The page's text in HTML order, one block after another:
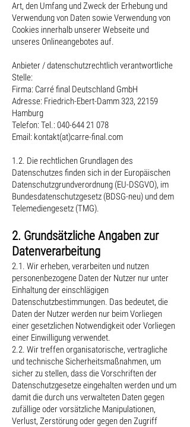
Art, den Umfang und Zweck der Erhebung und
Verwendung von Daten sowie Verwendung von
Cookies innerhalb unserer Webseite und
unseres Onlineangebotes auf.
Anbieter / datenschutzrechtlich verantwortliche
Stelle:
Firma: Carré final Deutschland GmbH
Adresse: Friedrich-Ebert-Damm 323, 22159
Hamburg
Telefon: Tel.: 040-644 21 078
Email: kontakt(at)carre-final.com
1.2. Die rechtlichen Grundlagen des
Datenschutzes finden sich in der Europäischen
Datenschutzgrundverordnung (EU-DSGVO), im
Bundesdatenschutzgesetz (BDSG-neu) und dem
Telemediengesetz (TMG).
2. Grundsätzliche Angaben zur
Datenverarbeitung
2.1. Wir erheben, verarbeiten und nutzen
personenbezogene Daten der Nutzer nur unter
Einhaltung der einschlägigen
Datenschutzbestimmungen. Das bedeutet, die
Daten der Nutzer werden nur beim Vorliegen
einer gesetzlichen Notwendigkeit oder Vorliegen
einer Einwilligung verwendet.
2.2. Wir treffen organisatorische, vertragliche
und technische Sicherheitsmaßnahmen, um
sicher zu stellen, dass die Vorschriften der
Datenschutzgesetze eingehalten werden und um
damit die durch uns verwalteten Daten gegen
zufällige oder vorsätzliche Manipulationen,
Verlust, Zerstörung oder gegen den Zugriff